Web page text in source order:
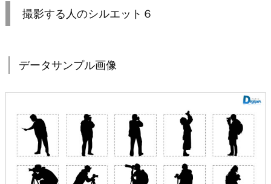
撮影する人のシルエット６
データサンプル画像